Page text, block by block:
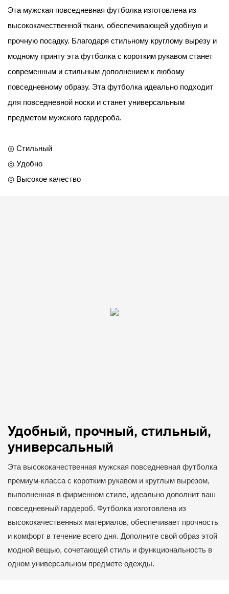
Эта мужская повседневная футболка изготовлена ​​из
высококачественной ткани, обеспечивающей удобную и
прочную посадку. Благодаря стильному круглому вырезу и
модному принту эта футболка с коротким рукавом станет
современным и стильным дополнением к любому
повседневному образу. Эта футболка идеально подходит
для повседневной носки и станет универсальным
предметом мужского гардероба.
◎ Стильный
◎ Удобно
◎ Высокое качество
Удобный, прочный, стильный,
универсальный
Эта высококачественная мужская повседневная футболка
премиум-класса с коротким рукавом и круглым вырезом,
выполненная в фирменном стиле, идеально дополнит ваш
повседневный гардероб. Футболка изготовлена ​​из
высококачественных материалов, обеспечивает прочность
и комфорт в течение всего дня. Дополните свой образ этой
модной вещью, сочетающей стиль и функциональность в
одном универсальном предмете одежды.